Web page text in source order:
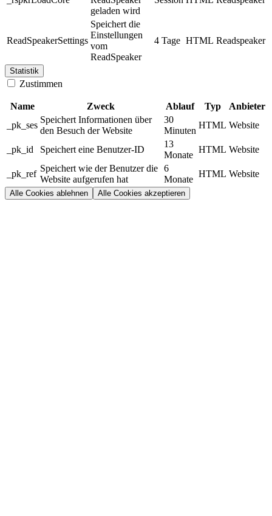
geladen wird
ReadSpeakerSettings
Speichert die
Einstellungen
vom
ReadSpeaker
4 Tage HTML Readspeaker
Statistik
Zustimmen
Name Zweck Ablauf Typ
Anbieter
_pk_ses
Speichert Informationen über
den Besuch der Website
30
Minuten
HTML Website
_pk_id Speichert eine Benutzer-ID
13
Monate
HTML Website
_pk_ref
Speichert wie der Benutzer die
Website aufgerufen hat
6
Monate
HTML Website
Alle Cookies ablehnen Alle Cookies akzeptieren